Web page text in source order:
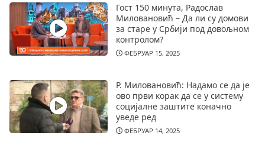
Гост 150 минута, Радослав
Миловановић – Да ли су домови
за старе у Србији под довољном
контролом?
ФЕБРУАР 15, 2025
Р. Миловановић: Надамо се да је
ово први корак да се у систему
социјалне заштите коначно
уведе ред
ФЕБРУАР 14, 2025